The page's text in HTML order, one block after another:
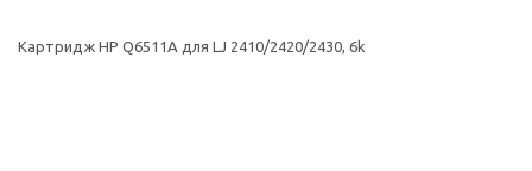
Картридж HP Q6511A для LJ 2410/2420/2430, 6k